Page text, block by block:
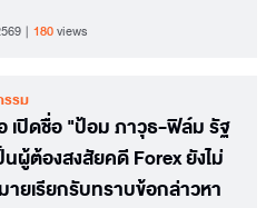
180views
รม
เปิดชื่อ "ป้อม ภาวุธ-ฟิล์ม รัฐ
ผู้ต้องสงสัยคดี Forex ยังไม่
ยเรียกรับทราบข้อกล่าวหา